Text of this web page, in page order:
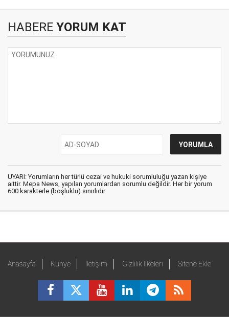
HABERE YORUM KAT
UYARI: Yorumların her türlü cezai ve hukuki sorumluluğu yazan kişiye
aittir. Mepa News, yapılan yorumlardan sorumlu değildir. Her bir yorum
600 karakterle (boşluklu) sınırlıdır.
Anasayfa Künye İletişim Gizlilik İlkeleri Sitene Ekle